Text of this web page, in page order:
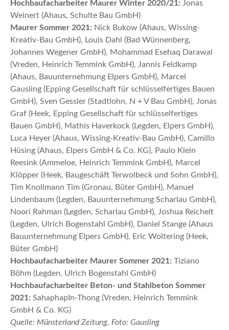
Hochbaufacharbeiter Maurer Winter 2020/21: Jonas
Weinert (Ahaus, Schulte Bau GmbH)
Maurer Sommer 2021: Nick Bukow (Ahaus, Wissing-
Kreativ-Bau GmbH), Louis Dahl (Bad Wünnenberg,
Johannes Wegener GmbH), Mohammad Esehaq Darawal
(Vreden, Heinrich Temmink GmbH), Jannis Feldkamp
(Ahaus, Bauunternehmung Elpers GmbH), Marcel
Gausling (Epping Gesellschaft für schlüsselfertiges Bauen
GmbH), Sven Gessler (Stadtlohn, N + V Bau GmbH), Jonas
Graf (Heek, Epping Gesellschaft für schlüsselfertiges
Bauen GmbH), Mathis Haverkock (Legden, Elpers GmbH),
Luca Heyer (Ahaus, Wissing-Kreativ-Bau GmbH), Camillo
Hüsing (Ahaus, Elpers GmbH & Co. KG), Paulo Klein
Reesink (Ammeloe, Heinrich Temmink GmbH), Marcel
Klöpper (Heek, Baugeschäft Terwolbeck und Sohn GmbH),
Tim Knollmann Tim (Gronau, Büter GmbH), Manuel
Lindenbaum (Legden, Bauunternehmung Scharlau GmbH),
Noori Rahman (Legden, Scharlau GmbH), Joshua Reichelt
(Legden, Ulrich Bogenstahl GmbH), Daniel Stange (Ahaus
Bauunternehmung Elpers GmbH), Eric Woltering (Heek,
Büter GmbH)
Hochbaufacharbeiter Maurer Sommer 2021: Tiziano
Böhm (Legden, Ulrich Bogenstahl GmbH)
Hochbaufacharbeiter Beton- und Stahlbeton Sommer
2021: SahaphapIn-Thong (Vreden, Heinrich Temmink
GmbH & Co. KG)
Quelle: Münsterland Zeitung, Foto: Gausling